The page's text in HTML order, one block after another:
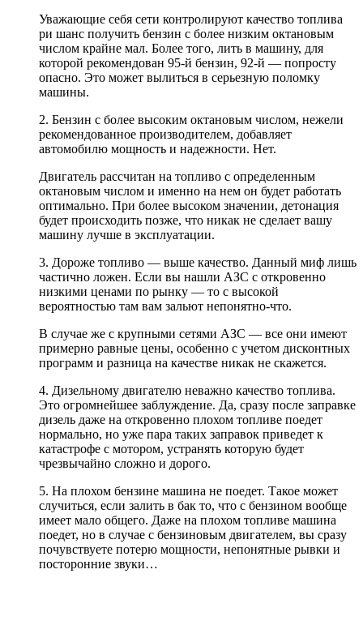
Уважающие себя сети контролируют качество топлива
ри шанс получить бензин с более низким октановым
числом крайне мал. Более того, лить в машину, для
которой рекомендован 95-й бензин, 92-й — попросту
опасно. Это может вылиться в серьезную поломку
машины.
2. Бензин с более высоким октановым числом, нежели
рекомендованное производителем, добавляет
автомобилю мощность и надежности. Нет.
Двигатель рассчитан на топливо с определенным
октановым числом и именно на нем он будет работать
оптимально. При более высоком значении, детонация
будет происходить позже, что никак не сделает вашу
машину лучше в эксплуатации.
3. Дороже топливо — выше качество. Данный миф лишь
частично ложен. Если вы нашли АЗС с откровенно
низкими ценами по рынку — то с высокой
вероятностью там вам зальют непонятно-что.
В случае же с крупными сетями АЗС — все они имеют
примерно равные цены, особенно с учетом дисконтных
программ и разница на качестве никак не скажется.
4. Дизельному двигателю неважно качество топлива.
Это огромнейшее заблуждение. Да, сразу после заправке
дизель даже на откровенно плохом топливе поедет
нормально, но уже пара таких заправок приведет к
катастрофе с мотором, устранять которую будет
чрезвычайно сложно и дорого.
5. На плохом бензине машина не поедет. Такое может
случиться, если залить в бак то, что с бензином вообще
имеет мало общего. Даже на плохом топливе машина
поедет, но в случае с бензиновым двигателем, вы сразу
почувствуете потерю мощности, непонятные рывки и
посторонние звуки…